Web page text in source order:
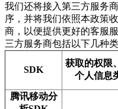
我们还将接入第三方服务
序，并将我们依照本政策
商，以便提供更好的客服
三方服务商包括以下几种类
SDK
获取的权限
个人信息
腾讯移动分